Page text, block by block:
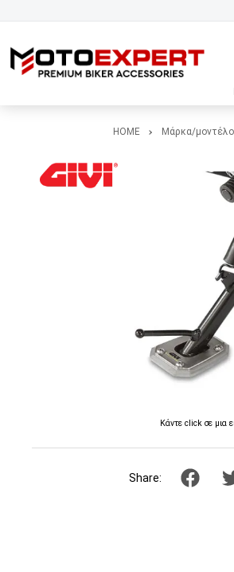
HOME Μάρκα/μοντέλο
Κάντε click σε μια
Share: